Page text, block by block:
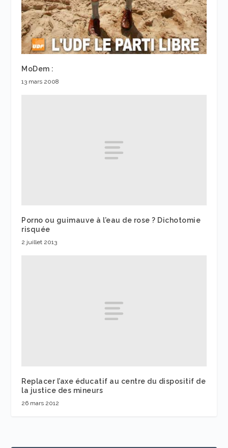
MoDem :
13 mars 2008
Porno ou guimauve à l’eau de rose ? Dichotomie
risquée
2 juillet 2013
Replacer l’axe éducatif au centre du dispositif de
la justice des mineurs
26 mars 2012